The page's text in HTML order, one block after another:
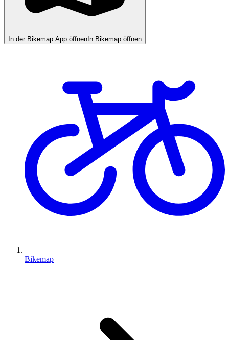
In der Bikemap App öffnen In Bikemap öffnen
Bikemap